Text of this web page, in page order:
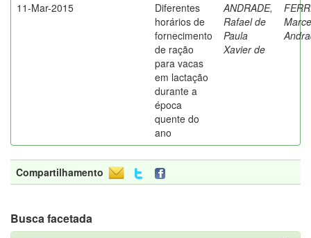
11-Mar-2015
Diferentes
horários de
fornecimento
de ração
para vacas
em lactação
durante a
época
quente do
ano
ANDRADE,
Rafael de
Paula
Xavier de
Compartilhamento
Busca facetada